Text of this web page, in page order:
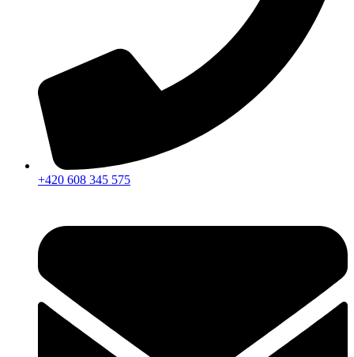
+420 608 345 575